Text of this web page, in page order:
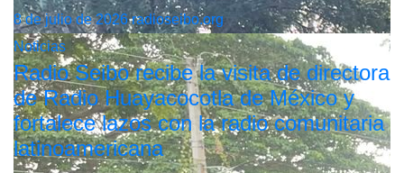
8 de julio de 2026radioseibo.org
Noticias
Radio Seibo recibe la visita de directora
de Radio Huayacocotla de México y
fortalece lazos con la radio comunitaria
latinoamericana